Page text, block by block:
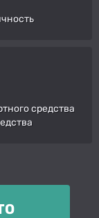
средства